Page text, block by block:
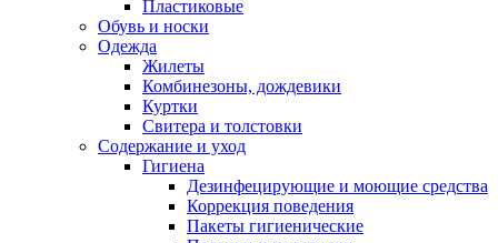
Пластиковые
Обувь и носки
Одежда
Жилеты
Комбинезоны, дождевики
Куртки
Свитера и толстовки
Содержание и уход
Гигиена
Дезинфецирующие и моющие средства
Коррекция поведения
Пакеты гигиенические